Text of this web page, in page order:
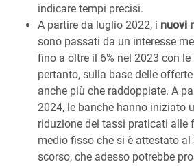
indicare tempi precisi.
A partire da luglio 2022, i nuovi
sono passati da un interesse
fino a oltre il 6% nel 2023 con
pertanto, sulla base delle
anche più che raddoppiate. A
2024, le banche hanno iniziato
riduzione dei tassi praticati alle
medio fisso che si è attestato al
scorso, che adesso potrebbe